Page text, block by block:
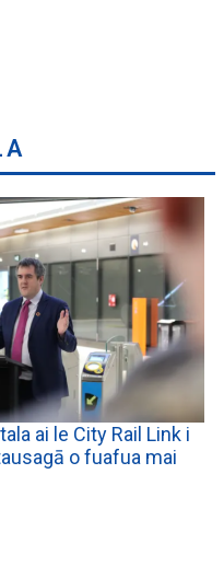
ai le City Rail Link i
o fuafua mai